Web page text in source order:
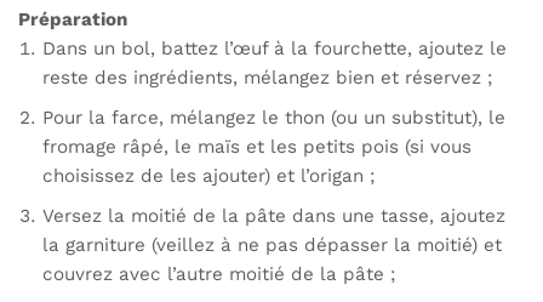
Préparation
Dans un bol, battez l’œuf à la fourchette, ajoutez le
reste des ingrédients, mélangez bien et réservez ;
Pour la farce, mélangez le thon (ou un substitut), le
fromage râpé, le maïs et les petits pois (si vous
choisissez de les ajouter) et l’origan ;
Versez la moitié de la pâte dans une tasse, ajoutez
la garniture (veillez à ne pas dépasser la moitié) et
couvrez avec l’autre moitié de la pâte ;